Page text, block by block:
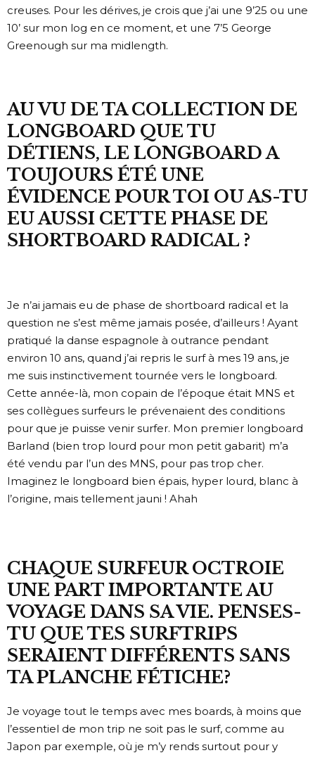
creuses. Pour les dérives, je crois que j’ai une 9’25 ou une
10’ sur mon log en ce moment, et une 7’5 George
Greenough sur ma midlength.
AU VU DE TA COLLECTION DE
LONGBOARD QUE TU
DÉTIENS, LE LONGBOARD A
TOUJOURS ÉTÉ UNE
ÉVIDENCE POUR TOI OU AS-TU
EU AUSSI CETTE PHASE DE
SHORTBOARD RADICAL ?
Je n’ai jamais eu de phase de shortboard radical et la
question ne s’est même jamais posée, d’ailleurs ! Ayant
pratiqué la danse espagnole à outrance pendant
environ 10 ans, quand j’ai repris le surf à mes 19 ans, je
me suis instinctivement tournée vers le longboard.
Cette année-là, mon copain de l’époque était MNS et
ses collègues surfeurs le prévenaient des conditions
pour que je puisse venir surfer. Mon premier longboard
Barland (bien trop lourd pour mon petit gabarit) m’a
été vendu par l’un des MNS, pour pas trop cher.
Imaginez le longboard bien épais, hyper lourd, blanc à
l’origine, mais tellement jauni ! Ahah
CHAQUE SURFEUR OCTROIE
UNE PART IMPORTANTE AU
VOYAGE DANS SA VIE. PENSES-
TU QUE TES SURFTRIPS
SERAIENT DIFFÉRENTS SANS
TA PLANCHE FÉTICHE?
Je voyage tout le temps avec mes boards, à moins que
l’essentiel de mon trip ne soit pas le surf, comme au
Japon par exemple, où je m’y rends surtout pour y